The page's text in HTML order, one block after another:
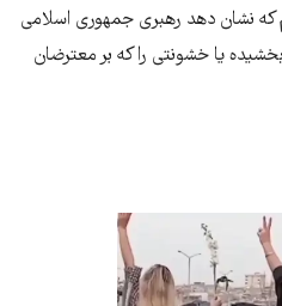
که نشان ‌دهد رهبری جمهوری اسلامی
بخشیده یا خشونتی را که بر معترضان